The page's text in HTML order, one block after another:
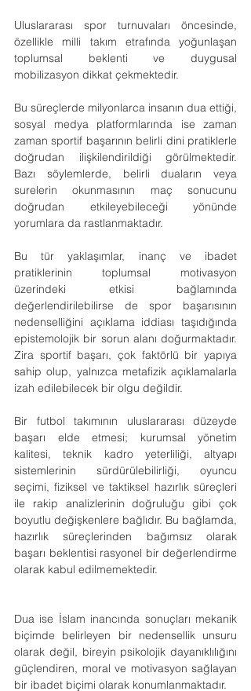
Uluslararası spor turnuvaları öncesinde,
özellikle milli takım etrafında yoğunlaşan
toplumsal beklenti ve duygusal
mobilizasyon dikkat çekmektedir.
Bu süreçlerde milyonlarca insanın dua ettiği,
sosyal medya platformlarında ise zaman
zaman sportif başarının belirli dini pratiklerle
doğrudan ilişkilendirildiği görülmektedir.
Bazı söylemlerde, belirli duaların veya
surelerin okunmasının maç sonucunu
doğrudan etkileyebileceği yönünde
yorumlara da rastlanmaktadır.
Bu tür yaklaşımlar, inanç ve ibadet
pratiklerinin toplumsal motivasyon
üzerindeki etkisi bağlamında
değerlendirilebilirse de spor başarısının
nedenselliğini açıklama iddiası taşıdığında
epistemolojik bir sorun alanı doğurmaktadır.
Zira sportif başarı, çok faktörlü bir yapıya
sahip olup, yalnızca metafizik açıklamalarla
izah edilebilecek bir olgu değildir.
Bir futbol takımının uluslararası düzeyde
başarı elde etmesi; kurumsal yönetim
kalitesi, teknik kadro yeterliliği, altyapı
sistemlerinin sürdürülebilirliği, oyuncu
seçimi, fiziksel ve taktiksel hazırlık süreçleri
ile rakip analizlerinin doğruluğu gibi çok
boyutlu değişkenlere bağlıdır. Bu bağlamda,
hazırlık süreçlerinden bağımsız olarak
başarı beklentisi rasyonel bir değerlendirme
olarak kabul edilmemektedir.
Dua ise İslam inancında sonuçları mekanik
biçimde belirleyen bir nedensellik unsuru
olarak değil, bireyin psikolojik dayanıklılığını
güçlendiren, moral ve motivasyon sağlayan
bir ibadet biçimi olarak konumlanmaktadır.